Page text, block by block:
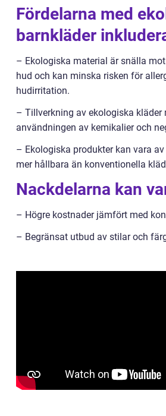
Fördelarna med
barnkläder
– Ekologiska material är snälla
hud och kan minska risken för
hudirritation.
– Tillverkning av ekologiska kläder
användningen av kemikalier och
– Ekologiska produkter kan vara
mer hållbara än konventionella
Nackdelarna kan
– Högre kostnader jämfört med
– Begränsat utbud av stilar och